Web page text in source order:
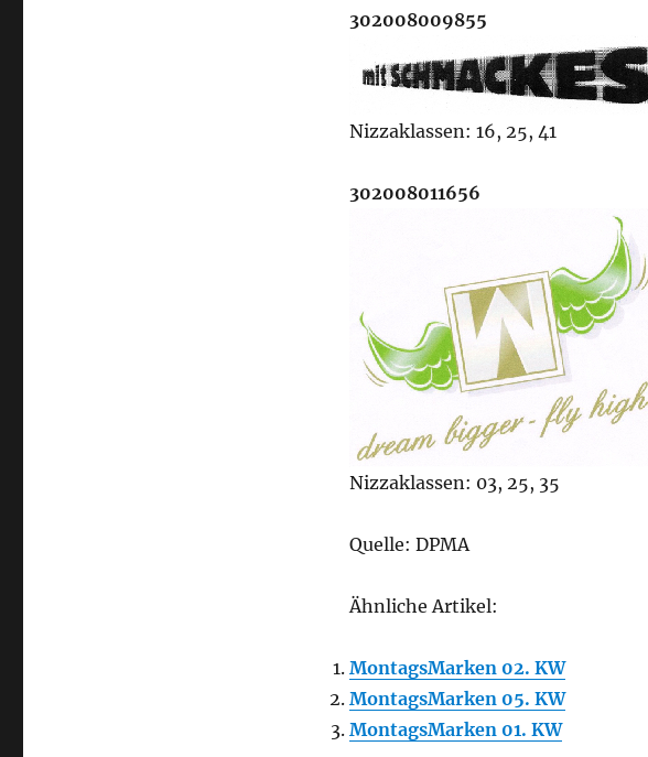
302008009855
Nizzaklassen: 16, 25, 41
302008011656
Nizzaklassen: 03, 25, 35
Quelle: DPMA
Ähnliche Artikel:
MontagsMarken 02. KW
MontagsMarken 05. KW
MontagsMarken 01. KW